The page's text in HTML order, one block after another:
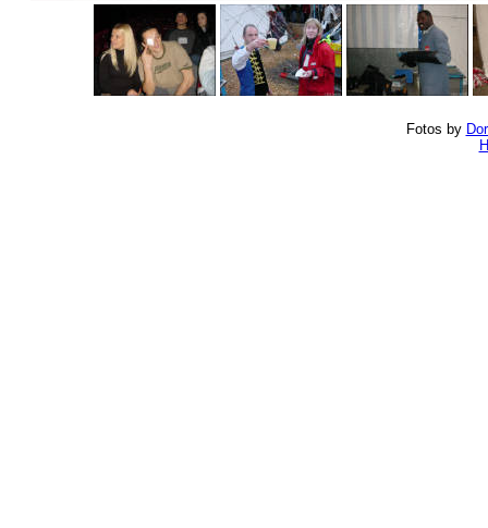
Fotos by